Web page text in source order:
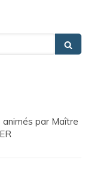
par Maître